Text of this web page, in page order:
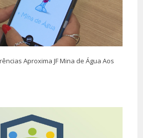
Aproxima JF Mina de Água Aos